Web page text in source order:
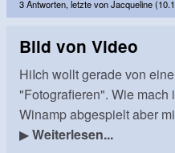
3 Antworten, letzte von Jacqueline
Bild von Video
HiIch wollt gerade von
"Fotografieren". Wie mach
Winamp abgespielt aber
▶Weiterlesen...